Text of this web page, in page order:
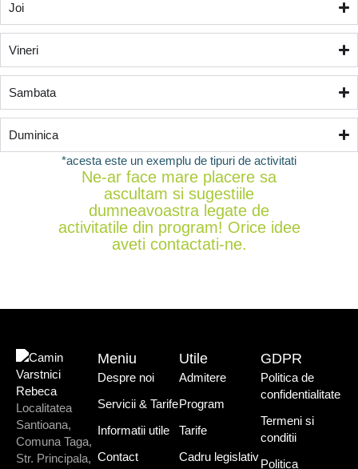
Joi
Vineri
Sambata
Duminica
*acesta este un exemplu de tipuri de activitati
Ne-ar face mare placere sa
ascultam si sugestiile
dumneavoastra legate de
activitatile din program! Orice idee
aveti contactati-ne.
Localitatea
Santioana,
Comuna Taga,
Str. Principala,
Meniu
Despre noi
Servicii & Tarife
Informatii utile
Contact
Utile
Admitere
Program
Tarife
Cadru legislativ
GDPR
Politica de
confidentialitate
Termeni si
conditii
Politica